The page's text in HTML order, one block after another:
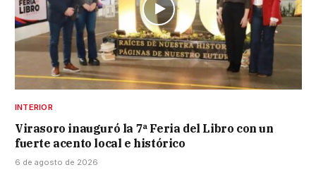
INTERIOR
Virasoro inauguró la 7ª Feria del Libro con un
fuerte acento local e histórico
6 de agosto de 2026